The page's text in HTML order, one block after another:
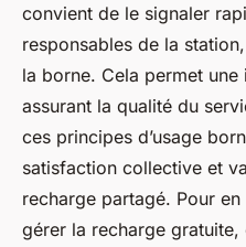
convient de le signaler
responsables de la
la borne. Cela permet
assurant la qualité du
ces principes d’usage
satisfaction collective et
recharge partagé. Pour
gérer la recharge